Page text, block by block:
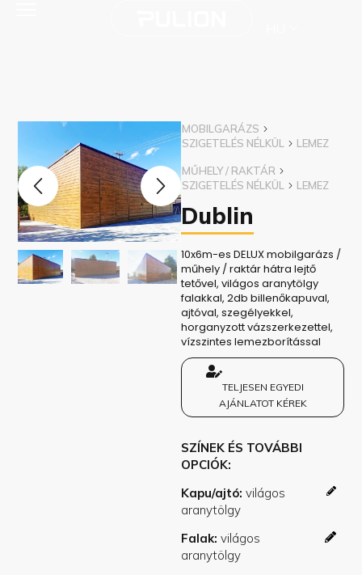
MOBILGARÁZS
SZIGETELÉS NÉLKÜL
LEMEZ
MŰHELY / RAKTÁR
SZIGETELÉS NÉLKÜL
LEMEZ
Dublin
10x6m-es DELUX mobilgarázs /
műhely / raktár hátra lejtő
tetővel, világos aranytölgy
falakkal, 2db billenőkapuval,
ajtóval, szegélyekkel,
horganyzott vázszerkezettel,
vízszintes lemezborítással
TELJESEN EGYEDI
AJÁNLATOT KÉREK
SZÍNEK ÉS TOVÁBBI
OPCIÓK
Kapu/ajtó
Falak